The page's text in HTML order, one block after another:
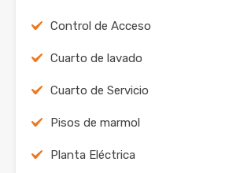
Control de Acceso
Cuarto de lavado
Cuarto de Servicio
Pisos de marmol
Planta Eléctrica